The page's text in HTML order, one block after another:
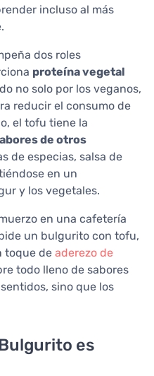
incluso al más
dos roles
proteína vegetal
no solo por los veganos,
reducir el consumo de
el tofu tiene la
de otros
de especias, salsa de
en un
y los vegetales.
en una cafetería
un bulgurito con tofu,
toque de aderezo de
todo lleno de sabores
sino que los
es